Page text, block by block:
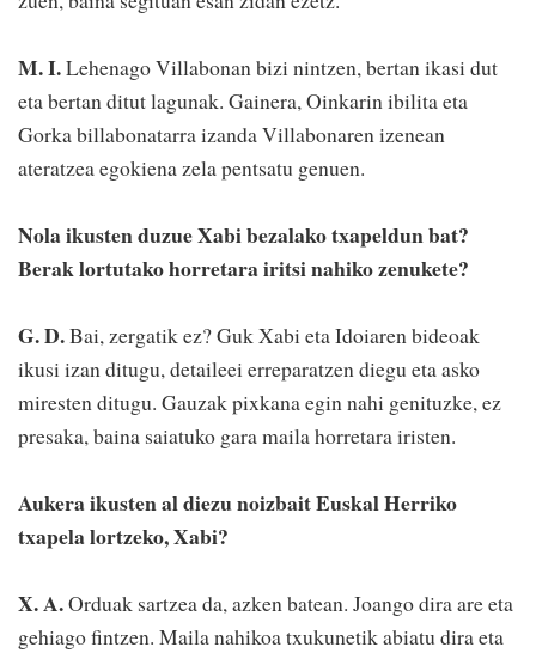
M. I.Lehenago Villabonan bizi nintzen, bertan ikasi dut
eta bertan ditut lagunak. Gainera, Oinkarin ibilita eta
Gorka billabonatarra izanda Villabonaren izenean
ateratzea egokiena zela pentsatu genuen.
Nola ikusten duzue Xabi bezalako txapeldun bat?
Berak lortutako horretara iritsi nahiko zenukete?
G. D.Bai, zergatik ez? Guk Xabi eta Idoiaren bideoak
ikusi izan ditugu, detaileei erreparatzen diegu eta asko
miresten ditugu. Gauzak pixkana egin nahi genituzke, ez
presaka, baina saiatuko gara maila horretara iristen.
Aukera ikusten al diezu noizbait Euskal Herriko
txapela lortzeko, Xabi?
X. A.Orduak sartzea da, azken batean. Joango dira are eta
gehiago fintzen. Maila nahikoa txukunetik abiatu dira eta